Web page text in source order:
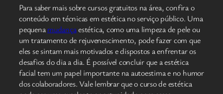
Para saber mais sobre cursos gratuitos na área, confira o
conteúdo em técnicas em estética no serviço público. Uma
pequenamudançaestética, como uma limpeza de pele ou
um tratamento de rejuvenescimento, pode fazer com que
eles se sintam mais motivados e dispostos a enfrentar os
desafios do dia a dia. É possível concluir que a estética
facial tem um papel importante na autoestima e no humor
dos colaboradores. Vale lembrar que o curso de estética